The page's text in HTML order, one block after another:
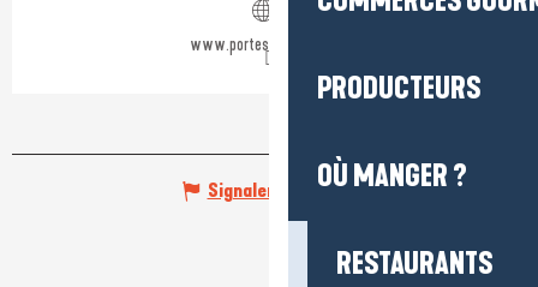
PRODUCTEURS
OÙ MANGER ?
RESTAURANTS
www.portesaintmichel.fr
Signaler une erreur